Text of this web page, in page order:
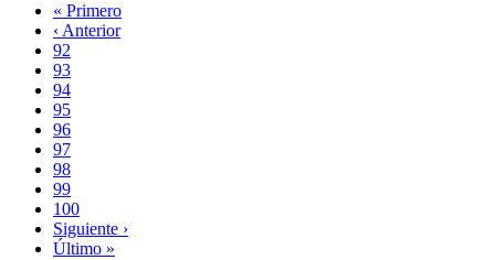
Paginación
Primera
página
« Primero
Página
anterior
‹ Anterior
Page
92
Page
93
Page
94
Page
95
Página
actual
96
Page
97
Page
98
Page
99
Page
100
Siguiente
página
Siguiente ›
Última
Último »